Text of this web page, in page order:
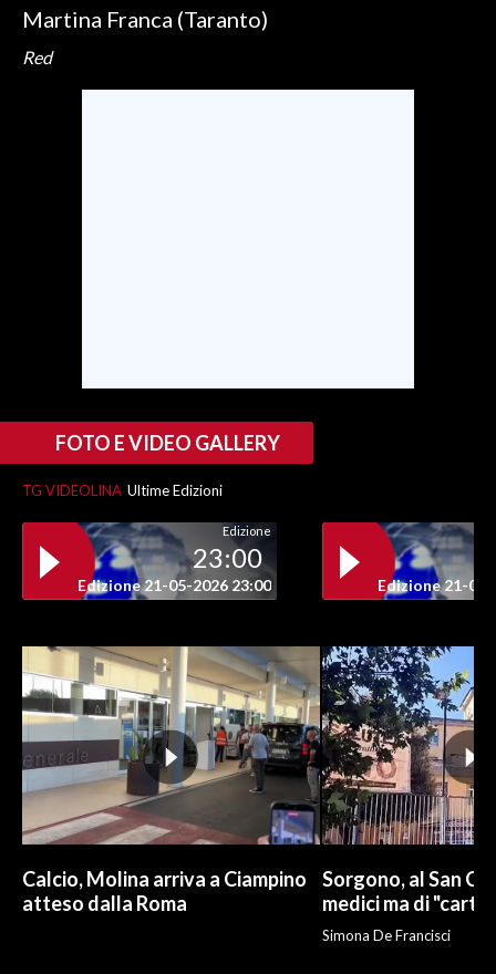
Martina Franca (Taranto)
Red
FOTO E VIDEO GALLERY
TG VIDEOLINA Ultime Edizioni
Edizione
23:00
Edizione 21-05-2026 23:00 Edizione 21-05-
Calcio, Molina arriva a Ciampino
atteso dalla Roma
Sorgono, al San
medici ma di
Simona De Francisci